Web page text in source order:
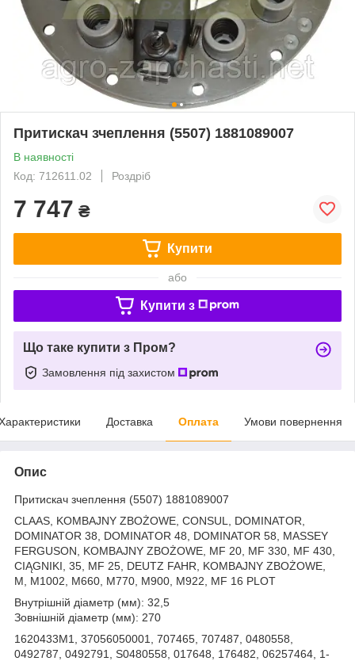
Притискач зчеплення (5507) 1881089007
В наявності
Код: 712611.02
Роздріб
7 747 ₴
Купити
або
Купити з
Що таке купити з Пром?
Замовлення під захистом
Доставка Оплата Умови повернення
Опис
Притискач зчеплення (5507) 1881089007
CLAAS, KOMBAJNY ZBOŻOWE, CONSUL, DOMINATOR,
DOMINATOR 38, DOMINATOR 48, DOMINATOR 58, MASSEY
FERGUSON, KOMBAJNY ZBOŻOWE, MF 20, MF 330, MF 430,
CIĄGNIKI, 35, MF 25, DEUTZ FAHR, KOMBAJNY ZBOŻOWE,
M, M1002, M660, M770, M900, M922, MF 16 PLOT
Внутрішній діаметр (мм): 32,5
Зовнішній діаметр (мм): 270
1620433M1, 37056050001, 707465, 707487, 0480558,
0492787, 0492791, S0480558, 017648, 176482, 06257464, 1-